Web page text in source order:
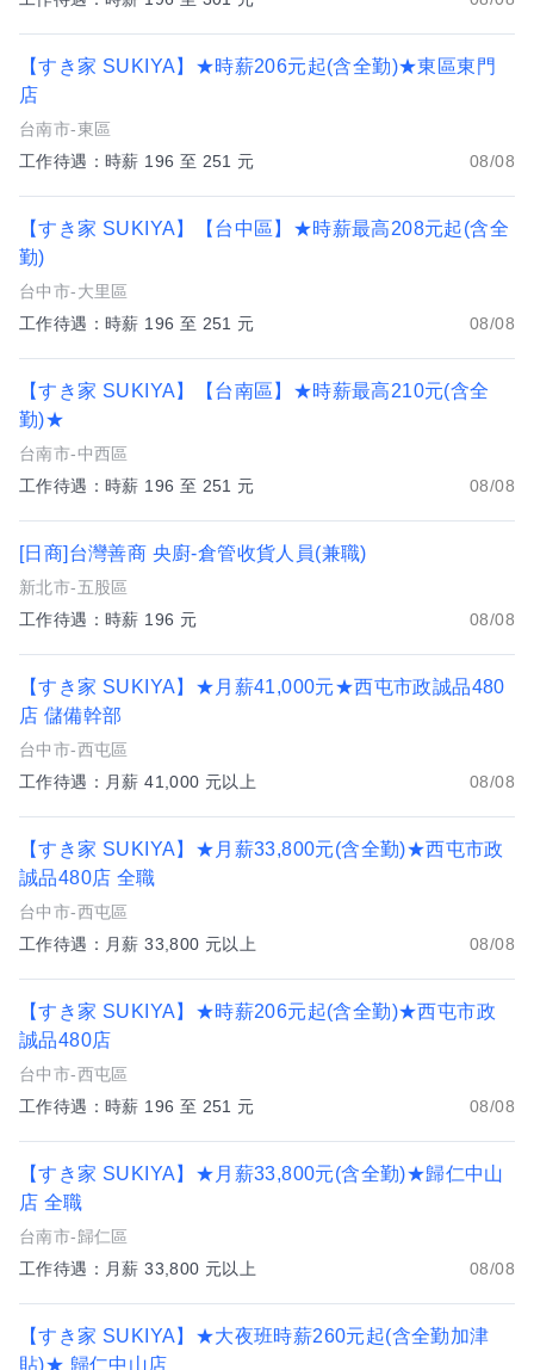
【すき家 SUKIYA】★時薪206元起(含全勤)★東區東門
店
台南市-東區
工作待遇：時薪 196 至 251 元
08/08
【すき家 SUKIYA】【台中區】★時薪最高208元起(含全
勤)
台中市-大里區
工作待遇：時薪 196 至 251 元
08/08
【すき家 SUKIYA】【台南區】★時薪最高210元(含全
勤)★
台南市-中西區
工作待遇：時薪 196 至 251 元
08/08
[日商]台灣善商 央廚-倉管收貨人員(兼職)
新北市-五股區
工作待遇：時薪 196 元
08/08
【すき家 SUKIYA】★月薪41,000元★西屯市政誠品480
店 儲備幹部
台中市-西屯區
工作待遇：月薪 41,000 元以上
08/08
【すき家 SUKIYA】★月薪33,800元(含全勤)★西屯市政
誠品480店 全職
台中市-西屯區
工作待遇：月薪 33,800 元以上
08/08
【すき家 SUKIYA】★時薪206元起(含全勤)★西屯市政
誠品480店
台中市-西屯區
工作待遇：時薪 196 至 251 元
08/08
【すき家 SUKIYA】★月薪33,800元(含全勤)★歸仁中山
店 全職
台南市-歸仁區
工作待遇：月薪 33,800 元以上
08/08
【すき家 SUKIYA】★大夜班時薪260元起(含全勤加津
貼)★ 歸仁中山店